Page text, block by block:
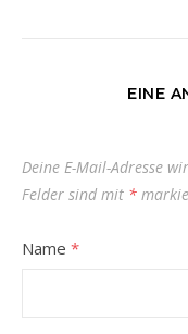
EINE
Deine E-Mail-Adresse
Felder sind mit *
Name *